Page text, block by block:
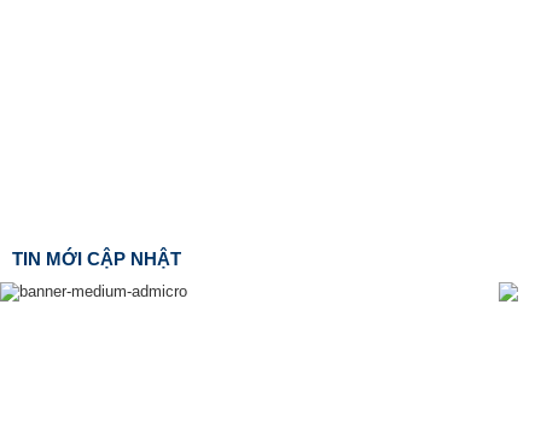
TIN MỚI CẬP NHẬT